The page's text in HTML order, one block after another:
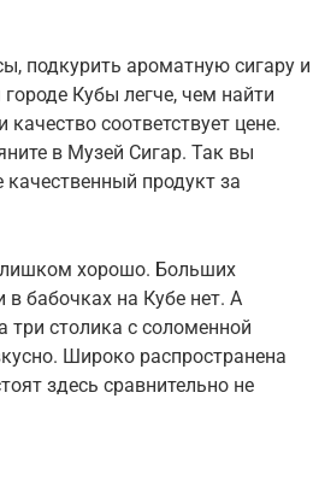
подкурить ароматную сигару и
Кубы легче, чем найти
соответствует цене.
в Музей Сигар. Так вы
продукт за
хорошо. Больших
бабочках на Кубе нет. А
столика с соломенной
Широко распространена
здесь сравнительно не